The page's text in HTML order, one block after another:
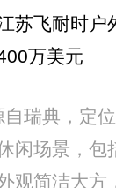
苏飞耐时户
万美元
瑞典，定
闲场景，包
观简洁大方